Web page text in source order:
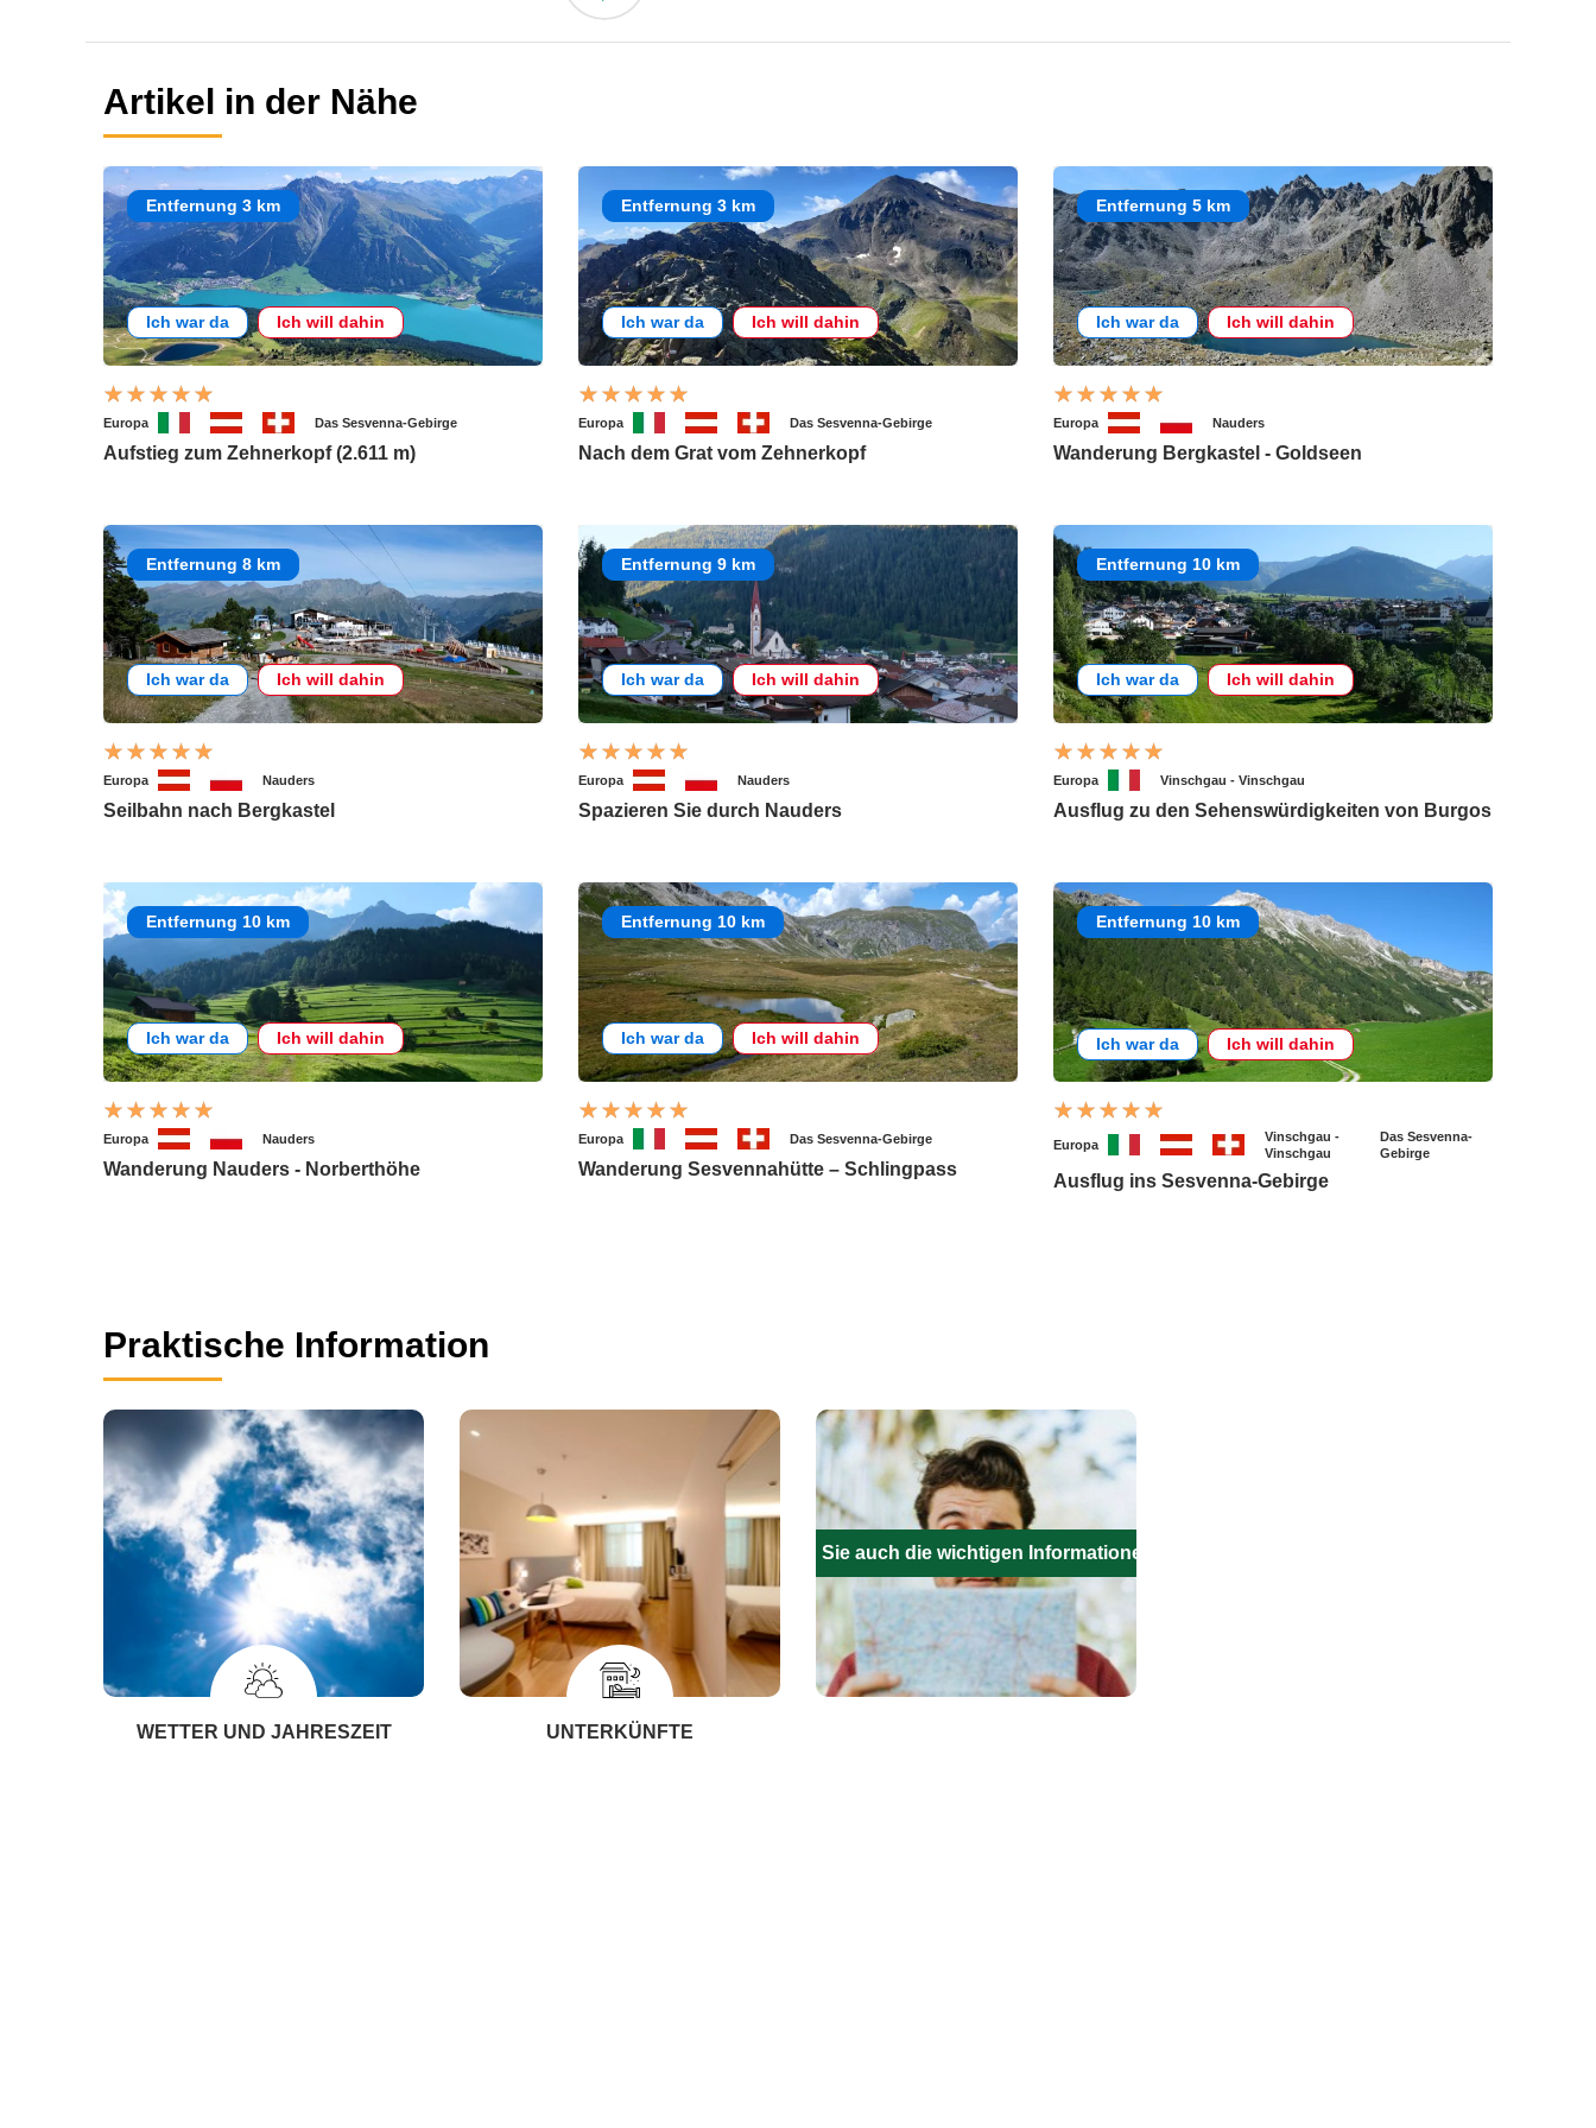
Artikel in der Nähe
Entfernung 3 km
Ich war da Ich will dahin
Europa Das Sesvenna-Gebirge
Aufstieg zum Zehnerkopf (2.611 m)
Entfernung 3 km
Ich war da Ich will dahin
Europa Das Sesvenna-Gebirge
Nach dem Grat vom Zehnerkopf
Entfernung 5 km
Ich war da Ich will dahin
Europa Nauders
Wanderung Bergkastel - Goldseen
Entfernung 8 km
Ich war da Ich will dahin
Europa Nauders
Seilbahn nach Bergkastel
Entfernung 9 km
Ich war da Ich will dahin
Europa Nauders
Spazieren Sie durch Nauders
Entfernung 10 km
Ich war da Ich will dahin
Europa Vinschgau - Vinschgau
Ausflug zu den Sehenswürdigkeiten von Burgos
Entfernung 10 km
Ich war da Ich will dahin
Europa Nauders
Wanderung Nauders - Norberthöhe
Entfernung 10 km
Ich war da Ich will dahin
Europa Das Sesvenna-Gebirge
Wanderung Sesvennahütte – Schlingpass
Entfernung 10 km
Ich war da Ich will dahin
Europa
Vinschgau -
Vinschgau
Das Sesvenna-
Gebirge
Ausflug ins Sesvenna-Gebirge
Praktische Information
WETTER UND JAHRESZEIT UNTERKÜNFTE
Füllen Sie auch die wichtigen Informationen aus